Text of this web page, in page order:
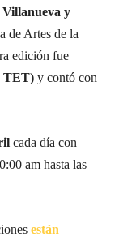
Villanueva y
de Artes de la
edición fue
TET) y contó con
cada día con
am hasta las
están